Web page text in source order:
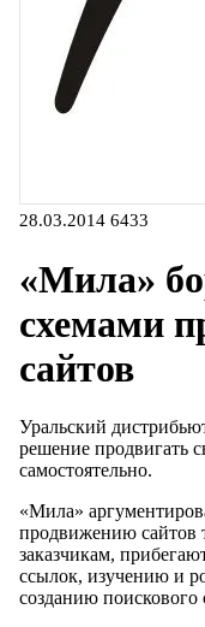
28.03.2014 6433
«Мила»
схемами
сайтов
Уральский
решение продвигать
самостоятельно.
«Мила»
продвижению сайтов
заказчикам,
ссылок, изучению и
созданию поискового